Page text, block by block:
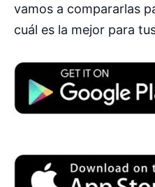
vamos a compararlas
cuál es la mejor para